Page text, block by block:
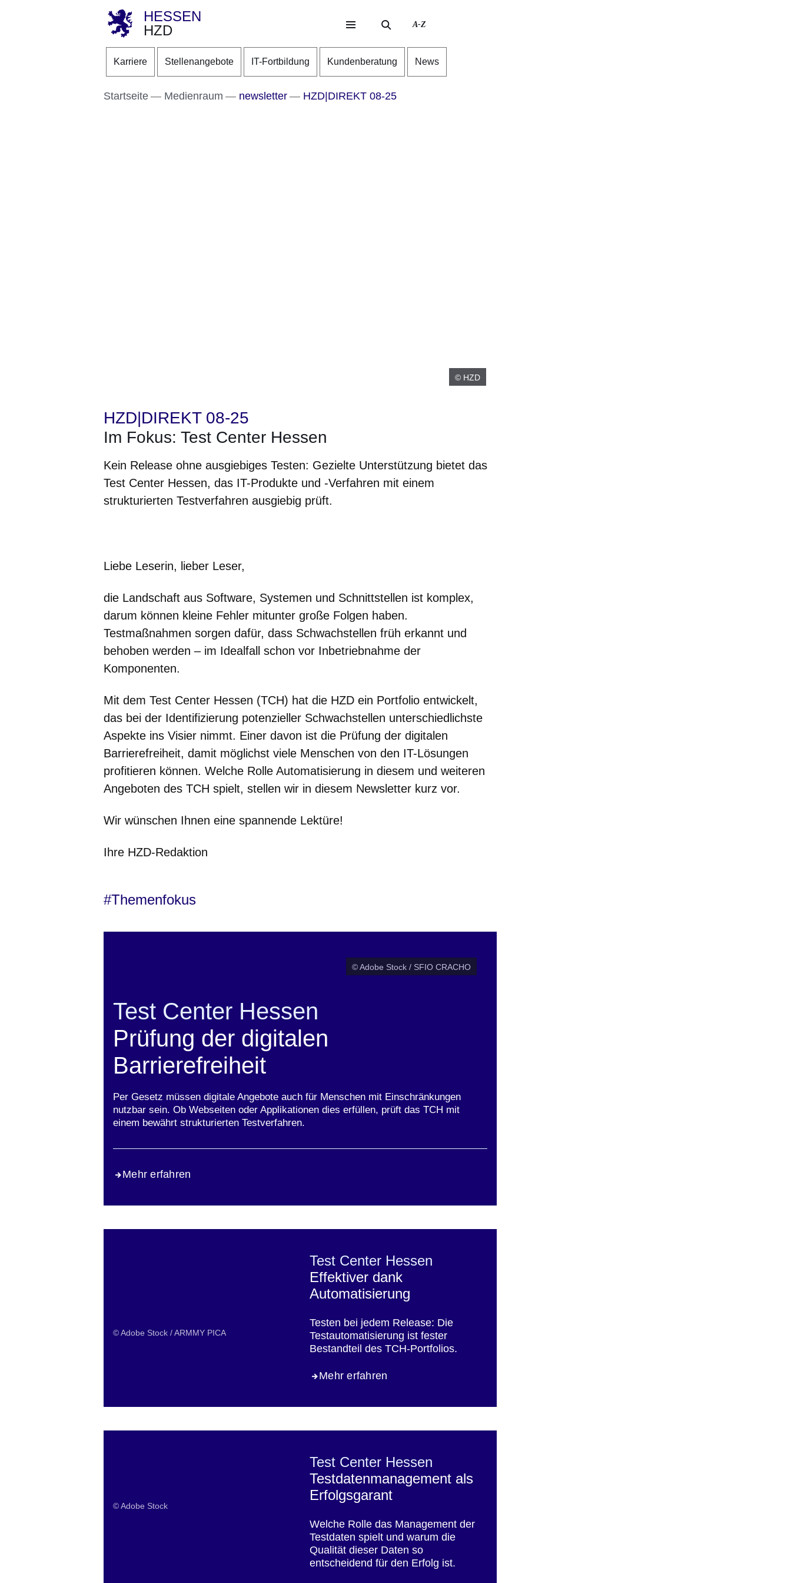
Direkt zum Kopf der Seite
Direkt zum Inhalt
Direkt zum Fuß der Seite
HESSEN
HZD
A-Z
Karriere Stellenangebote IT-Fortbildung Kundenberatung News
Startseite Medienraum newsletter HZD|DIREKT 08-25
© HZD
HZD|DIREKT 08-25
Im Fokus: Test Center Hessen
Kein Release ohne ausgiebiges Testen: Gezielte Unterstützung bietet das
Test Center Hessen, das IT-Produkte und -Verfahren mit einem
strukturierten Testverfahren ausgiebig prüft.
Liebe Leserin, lieber Leser,
die Landschaft aus Software, Systemen und Schnittstellen ist komplex,
darum können kleine Fehler mitunter große Folgen haben.
Testmaßnahmen sorgen dafür, dass Schwachstellen früh erkannt und
behoben werden – im Idealfall schon vor Inbetriebnahme der
Komponenten.
Mit dem Test Center Hessen (TCH) hat die HZD ein Portfolio entwickelt,
das bei der Identifizierung potenzieller Schwachstellen unterschiedlichste
Aspekte ins Visier nimmt. Einer davon ist die Prüfung der digitalen
Barrierefreiheit, damit möglichst viele Menschen von den IT-Lösungen
profitieren können. Welche Rolle Automatisierung in diesem und weiteren
Angeboten des TCH spielt, stellen wir in diesem Newsletter kurz vor.
Wir wünschen Ihnen eine spannende Lektüre!
Ihre HZD-Redaktion
#Themenfokus
© Adobe Stock / SFIO CRACHO
Test Center Hessen
Prüfung der digitalen
Barrierefreiheit
Per Gesetz müssen digitale Angebote auch für Menschen mit Einschränkungen
nutzbar sein. Ob Webseiten oder Applikationen dies erfüllen, prüft das TCH mit
einem bewährt strukturierten Testverfahren.
Mehr erfahren
© Adobe Stock / ARMMY PICA
Test Center Hessen
Effektiver dank
Automatisierung
Testen bei jedem Release: Die
Testautomatisierung ist fester
Bestandteil des TCH-Portfolios.
Mehr erfahren
© Adobe Stock
Test Center Hessen
Testdatenmanagement als
Erfolgsgarant
Welche Rolle das Management der
Testdaten spielt und warum die
Qualität dieser Daten so
entscheidend für den Erfolg ist.